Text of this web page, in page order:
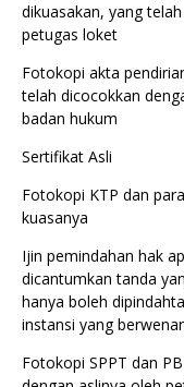
dikuasakan, yang
petugas loket
Fotokopi akta
telah dicocokkan
badan hukum
Sertifikat Asli
Fotokopi KTP dan
kuasanya
Ijin pemindahan hak
dicantumkan tanda
hanya boleh
instansi yang
Fotokopi SPPT dan